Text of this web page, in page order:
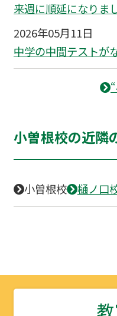
来週に順延になりま
2026年05月11日
中学の中間テストが
小曽根校の近隣
小曽根校 樋ノ口